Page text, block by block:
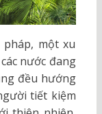
pháp, một xu
nước đang
đều hướng
tiết kiệm